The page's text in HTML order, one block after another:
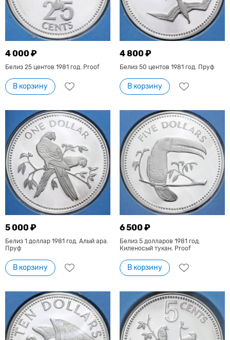
4 000 ₽
Белиз 25 центов 1981 год. Proof
В корзину
4 800 ₽
Белиз 50 центов 1981 год. Пруф
В корзину
5 000 ₽
Белиз 1 доллар 1981 год. Алый ара.
Пруф
В корзину
6 500 ₽
Белиз 5 долларов 1981 год.
Киленосый тукан. Proof
В корзину